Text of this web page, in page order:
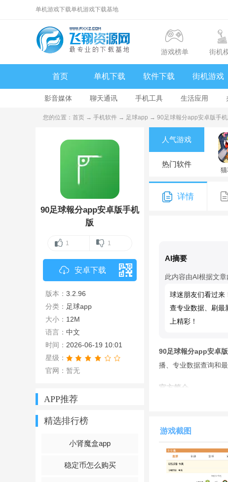
单机游戏下载单机游戏下载基地
游戏榜单 街机
首页 单机下载 软件下载 街机游戏
影音媒体 聊天通讯 手机工具 生活应用
您的位置： 首页 → 手机软件 → 足球app → 90足球報分app安卓版手
90足球報分app安卓版手机
版
1 1
安卓下载
版本： 3.2.96
分类： 足球app
大小： 12M
语言： 中文
时间： 2026-06-19 10:01
星级：
官网：暂无
APP推荐
精选排行榜
小肾魔盒app
稳定币怎么购买
人气游戏
热门软件
详情
AI摘要
此内容由AI根据文
球迷朋友们看过来
查专业数据、刷最
上精彩！
90足球報分app安卓
播、专业数据查询和
官方简介
查数据、了解资讯的
育、新球体育、PP
游戏截图